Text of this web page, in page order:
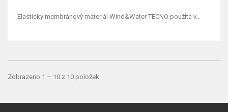
Elastický membránový materiál Wind&Water TECNO použitá v...
Zobrazeno 1 – 10 z 10 položek